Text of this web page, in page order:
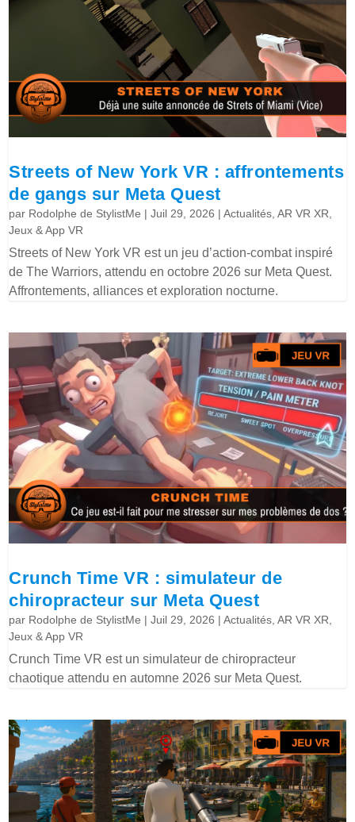
Streets of New York VR : affrontements
de gangs sur Meta Quest
par Rodolphe de StylistMe |Juil 29, 2026 |Actualités ,AR VR XR
Jeux & App VR
Streets of New York VR est un jeu d’action-combat inspiré
de The Warriors, attendu en octobre 2026 sur Meta Quest.
Affrontements, alliances et exploration nocturne.
Crunch Time VR : simulateur de
chiropracteur sur Meta Quest
par Rodolphe de StylistMe |Juil 29, 2026 |Actualités ,AR VR XR
Jeux & App VR
Crunch Time VR est un simulateur de chiropracteur
chaotique attendu en automne 2026 sur Meta Quest.